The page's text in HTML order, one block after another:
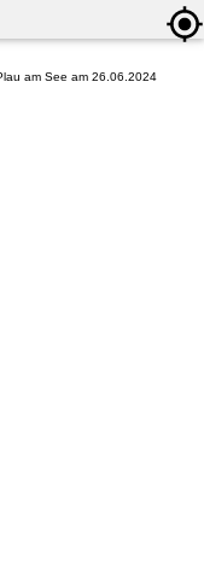
am See am 26.06.2024